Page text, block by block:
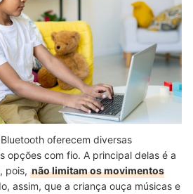
oferecem diversas
opções com fio. A principal delas é a
pois, não limitam os movimentos
assim, que a criança ouça músicas e